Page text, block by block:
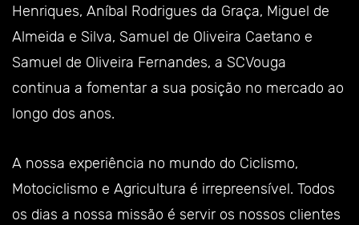
Henriques, Aníbal Rodrigues da Graça, Miguel de
Almeida e Silva, Samuel de Oliveira Caetano e
Samuel de Oliveira Fernandes, a SCVouga
continua a fomentar a sua posição no mercado ao
longo dos anos.
A nossa experiência no mundo do Ciclismo,
Motociclismo e Agricultura é irrepreensível. Todos
os dias a nossa missão é servir os nossos clientes